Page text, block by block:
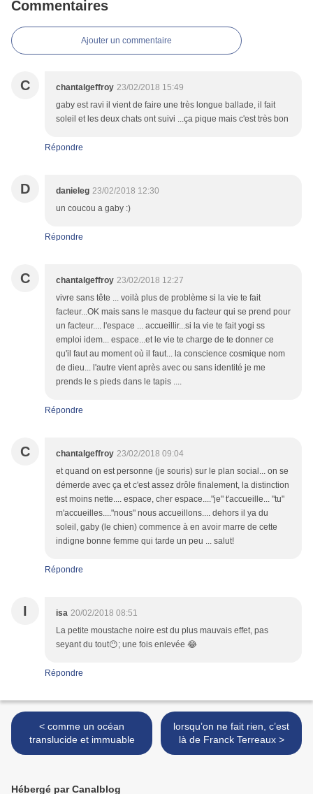
Commentaires
Ajouter un commentaire
C chantalgeffroy 23/02/2018 15:49
gaby est ravi il vient de faire une très longue ballade, il fait
soleil et les deux chats ont suivi ...ça pique mais c'est très bon
Répondre
D danieleg 23/02/2018 12:30
un coucou a gaby :)
Répondre
C chantalgeffroy 23/02/2018 12:27
vivre sans tête ... voilà plus de problème si la vie te fait
facteur...OK mais sans le masque du facteur qui se prend pour
un facteur.... l'espace ... accueillir...si la vie te fait yogi ss
emploi idem... espace...et le vie te charge de te donner ce
qu'il faut au moment où il faut... la conscience cosmique nom
de dieu... l'autre vient après avec ou sans identité je me
prends le s pieds dans le tapis ....
Répondre
C chantalgeffroy 23/02/2018 09:04
et quand on est personne (je souris) sur le plan social... on se
démerde avec ça et c'est assez drôle finalement, la distinction
est moins nette.... espace, cher espace...."je" t'accueille... "tu"
m'accueilles...."nous" nous accueillons.... dehors il ya du
soleil, gaby (le chien) commence à en avoir marre de cette
indigne bonne femme qui tarde un peu ... salut!
Répondre
I isa 20/02/2018 08:51
La petite moustache noire est du plus mauvais effet, pas
seyant du tout😶; une fois enlevée 😂
Répondre
< comme un océan
translucide et immuable
lorsqu’on ne fait rien, c’est
là de Franck Terreaux >
Hébergé par Canalblog